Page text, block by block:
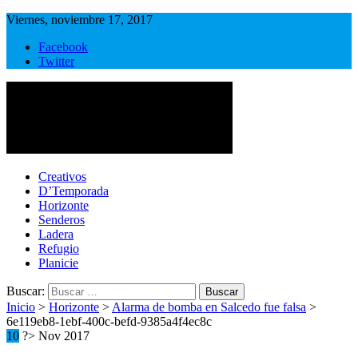
Viernes, noviembre 17, 2017
Facebook
Twitter
Cotopaxi Noticias
Primer periódico multimedia del centro del país
Creativos
D’Temporada
Horizonte
Senderos
Ladera
Refugio
Planicie
Buscar:
Inicio > Horizonte > Alarma de bomba en Salcedo fue falsa >
6e119eb8-1ebf-400c-befd-9385a4f4ec8c
10 ?> Nov 2017